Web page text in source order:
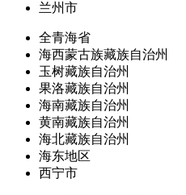
兰州市
全青海省
海西蒙古族藏族自治州
玉树藏族自治州
果洛藏族自治州
海南藏族自治州
黄南藏族自治州
海北藏族自治州
海东地区
西宁市